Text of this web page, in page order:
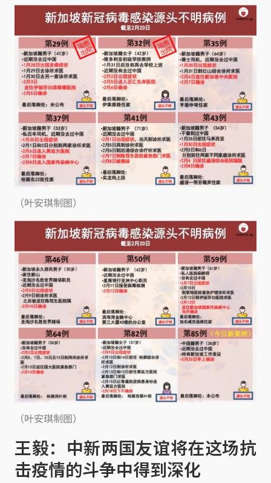
（叶安琪制图）
（叶安琪制图）
王毅：中新两国友谊将在这场抗
击疫情的斗争中得到深化